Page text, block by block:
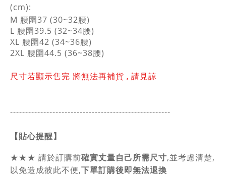
(cm):
M 腰圍37 (30~32腰)
L 腰圍39.5 (32~34腰)
XL 腰圍42 (34~36腰)
2XL 腰圍44.5 (36~38腰)
尺寸若顯示售完 將無法再補貨 , 請見諒
-----------------------------------------------------
【貼心提醒】
★★★ 請於訂購前確實丈量自己所需尺寸,並考慮清楚,
以免造成彼此不便,下單訂購後即無法退換